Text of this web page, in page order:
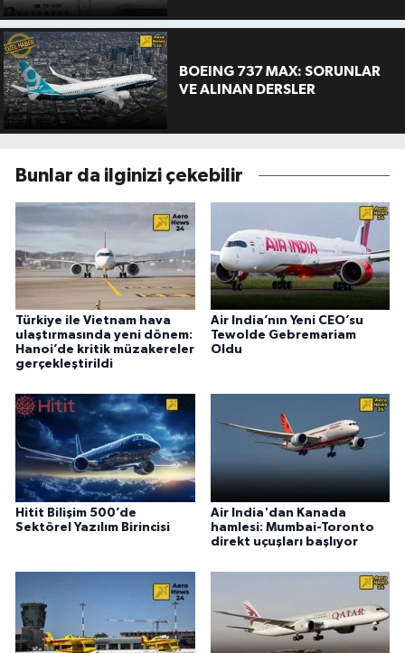
BOEING 737 MAX: SORUNLAR
VE ALINAN DERSLER
Bunlar da ilginizi çekebilir
Türkiye ile Vietnam hava
ulaştırmasında yeni dönem:
Hanoi’de kritik müzakereler
gerçekleştirildi
Air India’nın Yeni CEO’su
Tewolde Gebremariam
Oldu
Hitit Bilişim 500’de
Sektörel Yazılım Birincisi
Air India'dan Kanada
hamlesi: Mumbai-Toronto
direkt uçuşları başlıyor